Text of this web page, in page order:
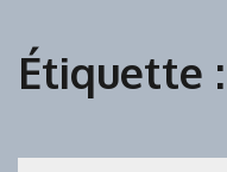
Étiquette :